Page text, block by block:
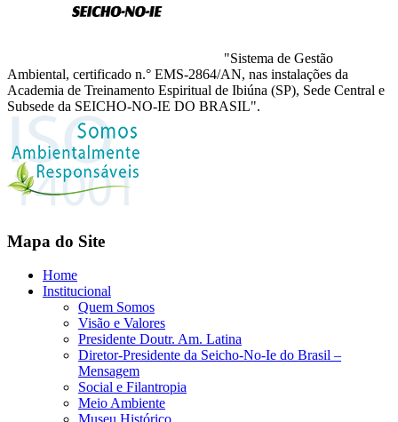
"Sistema de Gestão
Ambiental, certificado n.° EMS-2864/AN, nas instalações da
Academia de Treinamento Espiritual de Ibiúna (SP), Sede Central e
Subsede da SEICHO-NO-IE DO BRASIL".
Mapa do Site
Home
Institucional
Quem Somos
Visão e Valores
Presidente Doutr. Am. Latina
Diretor-Presidente da Seicho-No-Ie do Brasil –
Mensagem
Social e Filantropia
Meio Ambiente